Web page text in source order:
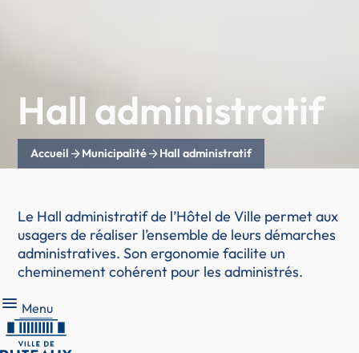
Accueil arrow_forwardMunicipalitéarrow_forwardHall administratif
Hall administratif
Le Hall administratif de l’Hôtel de Ville permet aux
usagers de réaliser l’ensemble de leurs démarches
administratives. Son ergonomie facilite un
cheminement cohérent pour les administrés.
Menu Menu